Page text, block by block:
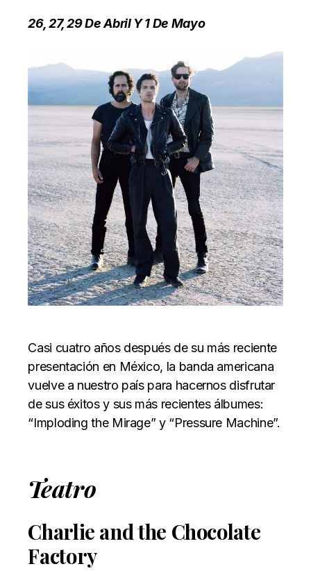
26, 27, 29 De Abril Y 1 De Mayo
Casi cuatro años después de su más reciente
presentación en México, la banda americana
vuelve a nuestro país para hacernos disfrutar
de sus éxitos y sus más recientes álbumes:
“Imploding the Mirage” y “Pressure Machine”.
Teatro
Charlie and the Chocolate
Factory